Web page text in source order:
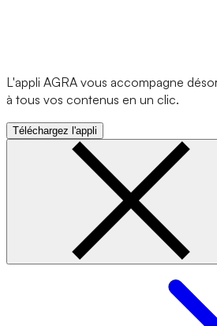
L'appli AGRA vous accompagne
à tous vos contenus en un clic.
Téléchargez l'appli